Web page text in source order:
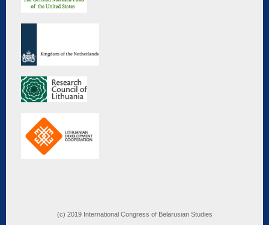
(c) 2019 International Congress of Belarusian Studies